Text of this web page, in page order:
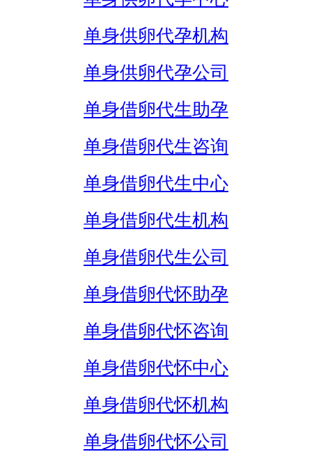
单身供卵代孕机构
单身供卵代孕公司
单身借卵代生助孕
单身借卵代生咨询
单身借卵代生中心
单身借卵代生机构
单身借卵代生公司
单身借卵代怀助孕
单身借卵代怀咨询
单身借卵代怀中心
单身借卵代怀机构
单身借卵代怀公司